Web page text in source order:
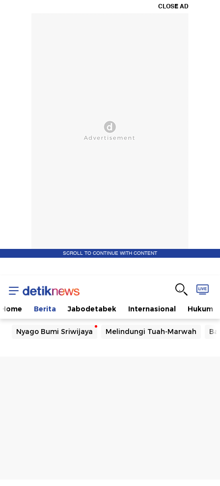
CLOSE AD
SCROLL TO CONTINUE WITH CONTENT
Home Berita Jabodetabek Internasional Hukum
Nyago Bumi Sriwijaya Melindungi Tuah-Marwah